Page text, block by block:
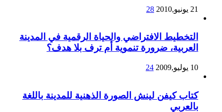
21 يونيو,2010 28
التخطيط الافتراضي والحياة الرقمية في المدينة
العربية، ضرورة تنموية أم ترف بلا هدف؟
10 يوليو,2009 24
كتاب كيفن لينش الصورة الذهنية للمدينة باللغة
بالعربي